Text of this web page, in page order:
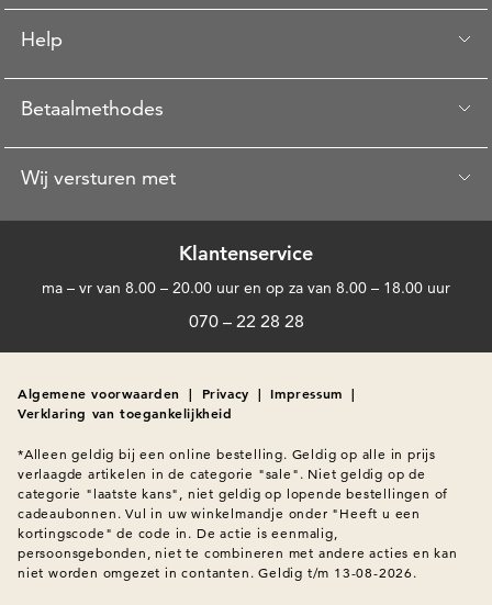
Help
Betaalmethodes
Wij versturen met
Klantenservice
ma – vr van 8.00 – 20.00 uur en op za van 8.00 – 18.00 uur
070 – 22 28 28
Algemene voorwaarden | Privacy | Impressum |
Verklaring van toegankelijkheid
*Alleen geldig bij een online bestelling. Geldig op alle in prijs
verlaagde artikelen in de categorie "sale". Niet geldig op de
categorie "laatste kans", niet geldig op lopende bestellingen of
cadeaubonnen. Vul in uw winkelmandje onder "Heeft u een
kortingscode" de code in. De actie is eenmalig,
persoonsgebonden, niet te combineren met andere acties en kan
niet worden omgezet in contanten. Geldig t/m 13-08-2026.